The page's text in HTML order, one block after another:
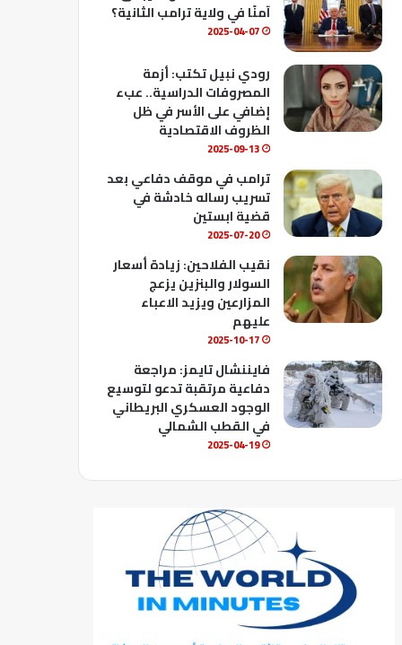
b
e
آمنًا في ولاية ترامب الثانية؟
2025-04-07
رودي نبيل تكتب: أزمة
المصروفات الدراسية.. عبء
إضافي على الأسر في ظل
الظروف الاقتصادية
2025-09-13
ترامب في موقف دفاعي بعد
تسريب رساله خادشة في
قضية ابستين
2025-07-20
نقيب الفلاحين: زيادة أسعار
السولار والبنزين يزعج
المزارعين ويزيد الاعباء
عليهم
2025-10-17
فايننشال تايمز: مراجعة
دفاعية مرتقبة تدعو لتوسيع
الوجود العسكري البريطاني
في القطب الشمالي
2025-04-19